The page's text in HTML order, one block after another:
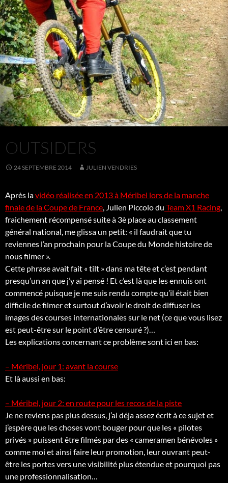
OUTSIDERS
24 SEPTEMBRE 2014 JULIEN VENDRIES
Après lavidéo réalisée en 2013 à Méribel lors de la manche
finale de la Coupe de France, Julien Piccolo du Team X1 Racing,
fraichement récompensé suite à 3è place au classement
général national, me glissa un petit: « il faudrait que tu
reviennes l’an prochain pour la Coupe du Monde histoire de
nous filmer ».
Cette phrase avait fait « tilt » dans ma tête et c’est pendant
presqu’un an que j’y ai pensé ! Et c’est là que les ennuis ont
commencé puisque je me suis rendu compte qu’il était bien
difficile de filmer et surtout d’avoir le droit de diffuser les
images des courses internationales sur le net (ce que vous lisez
est peut-être sur le point d’être censuré ?)…
Les explications concernant ce problème sont ici en bas:
– Méribel, jour 1: avant la course
Et là aussi en bas:
– Méribel, jour 2: en route pour les recos de la piste
Je ne reviens pas plus dessus, j’ai déja assez écrit à ce sujet et
j’espère que les choses vont bouger pour que les « pilotes
privés » puissent être filmés par des « cameramen bénévoles »
comme moi et ainsi faire leur promotion, leur ouvrant peut-
être les portes vers une visibilité plus étendue et pourquoi pas
une professionnalisation…